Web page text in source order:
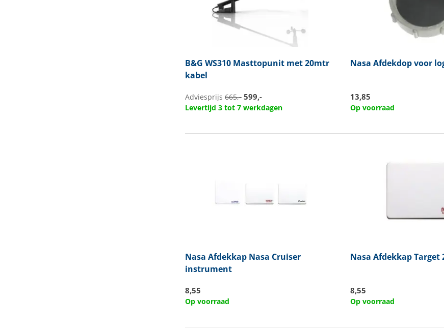
B&G WS310 Masttopunit met 20mtr
kabel
Adviesprijs665,- 599,-
Levertijd 3 tot 7 werkdagen
Nasa Afdekdop voor
13,85
Op voorraad
Nasa Afdekkap Nasa Cruiser
instrument
8,55
Op voorraad
Nasa Afdekkap
8,55
Op voorraad